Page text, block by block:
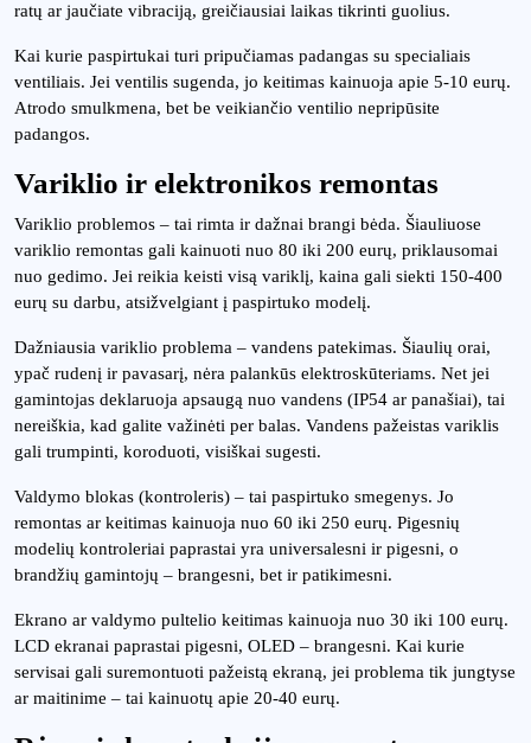
ratų ar jaučiate vibraciją, greičiausiai laikas tikrinti guolius.
Kai kurie paspirtukai turi pripučiamas padangas su specialiais
ventiliais. Jei ventilis sugenda, jo keitimas kainuoja apie 5-10 eurų.
Atrodo smulkmena, bet be veikiančio ventilio nepripūsite
padangos.
Variklio ir elektronikos remontas
Variklio problemos – tai rimta ir dažnai brangi bėda. Šiauliuose
variklio remontas gali kainuoti nuo 80 iki 200 eurų, priklausomai
nuo gedimo. Jei reikia keisti visą variklį, kaina gali siekti 150-400
eurų su darbu, atsižvelgiant į paspirtuko modelį.
Dažniausia variklio problema – vandens patekimas. Šiaulių orai,
ypač rudenį ir pavasarį, nėra palankūs elektroskūteriams. Net jei
gamintojas deklaruoja apsaugą nuo vandens (IP54 ar panašiai), tai
nereiškia, kad galite važinėti per balas. Vandens pažeistas variklis
gali trumpinti, koroduoti, visiškai sugesti.
Valdymo blokas (kontroleris) – tai paspirtuko smegenys. Jo
remontas ar keitimas kainuoja nuo 60 iki 250 eurų. Pigesnių
modelių kontroleriai paprastai yra universalesni ir pigesni, o
brandžių gamintojų – brangesni, bet ir patikimesni.
Ekrano ar valdymo pultelio keitimas kainuoja nuo 30 iki 100 eurų.
LCD ekranai paprastai pigesni, OLED – brangesni. Kai kurie
servisai gali suremontuoti pažeistą ekraną, jei problema tik jungtyse
ar maitinime – tai kainuotų apie 20-40 eurų.